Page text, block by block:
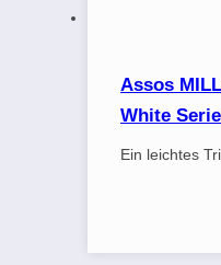
Assos
White
Ein leichtes